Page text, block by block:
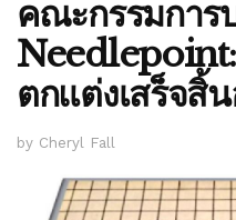
คณะกรรมการ
ตกแต่งเสร็จสิ้น
by Cheryl Fall